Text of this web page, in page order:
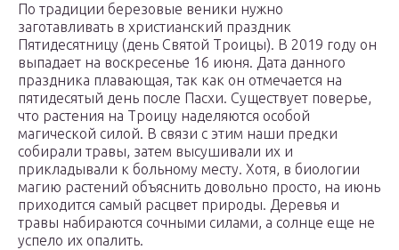
По традиции березовые веники нужно
заготавливать в христианский праздник
Пятидесятницу (день Святой Троицы). В 2019 году он
выпадает на воскресенье 16 июня. Дата данного
праздника плавающая, так как он отмечается на
пятидесятый день после Пасхи. Существует поверье,
что растения на Троицу наделяются особой
магической силой. В связи с этим наши предки
собирали травы, затем высушивали их и
прикладывали к больному месту. Хотя, в биологии
магию растений объяснить довольно просто, на июнь
приходится самый расцвет природы. Деревья и
травы набираются сочными силами, а солнце еще не
успело их опалить.